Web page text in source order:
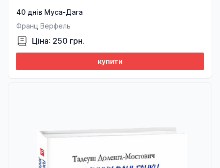
40 днів Муса-Дага
Франц Верфель
Ціна: 250 грн.
купити